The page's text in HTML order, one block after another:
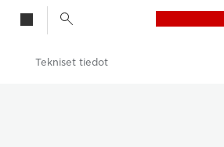
Tekniset tiedot